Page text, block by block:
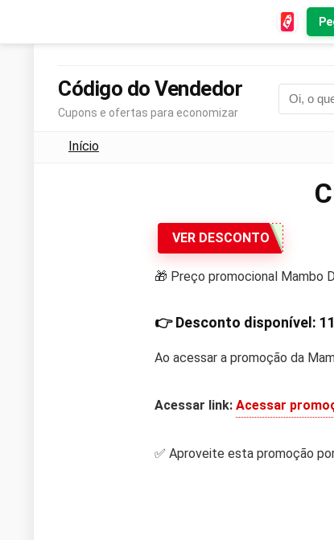
Código do Vendedor
Cupons e ofertas para economizar
Início
VER DESCONTO
🎁 Preço promocional Mambo
👉 Desconto disponível:
Ao acessar a promoção da
Acessar link: Acessar
✅ Aproveite esta promoção